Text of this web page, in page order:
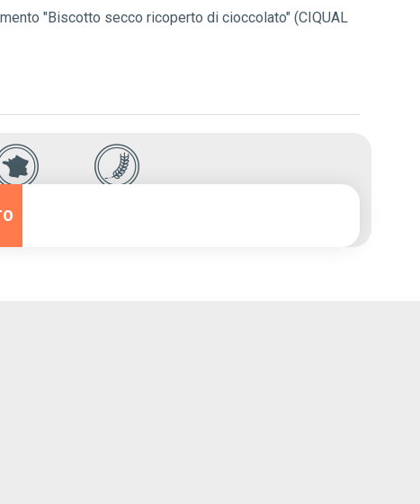
"Biscotto secco ricoperto di cioccolato" (CIQUAL
IN